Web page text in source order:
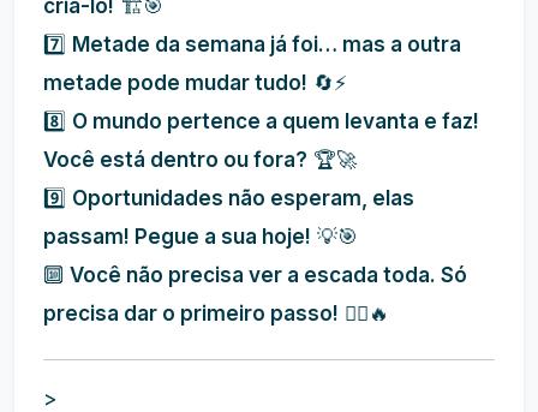
criá-lo! 🏗️🎯
7️⃣ Metade da semana já foi… mas a outra
metade pode mudar tudo! 🔄⚡
8️⃣ O mundo pertence a quem levanta e faz!
Você está dentro ou fora? 🏆🚀
9️⃣ Oportunidades não esperam, elas
passam! Pegue a sua hoje! 💡🎯
🔟 Você não precisa ver a escada toda. Só
precisa dar o primeiro passo! 🚶‍♀️🔥
>